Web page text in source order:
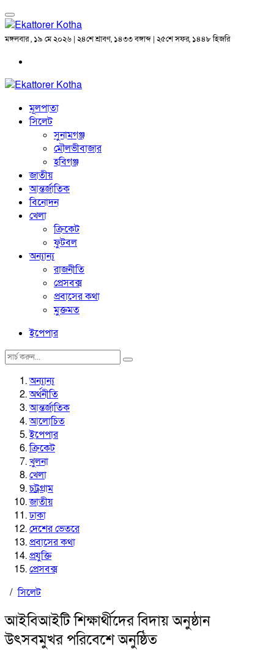
মঙ্গলবার , ১৯ মে ২০২৬ | ২৪শে শ্রাবণ, ১৪৩৩ বঙ্গাব্দ | ২৫শে সফর, ১৪৪৮ হিজরি
মূলপাতা
সিলেট
সুনামগঞ্জ
মৌলভীবাজার
হবিগঞ্জ
জাতীয়
আন্তর্জাতিক
বিনোদন
খেলা
ক্রিকেট
ফুটবল
অন্যান্য
রাজনীতি
প্রেসবক্স
প্রবাসের কথা
মুক্তমত
ইপেপার
অন্যান্য
অর্থনীতি
আন্তর্জাতিক
আলোচিত
ইপেপার
ক্রিকেট
খুলনা
খেলা
চট্রগ্রাম
জাতীয়
ঢাকা
দেশের ভেতরে
প্রবাসের কথা
প্রযুক্তি
প্রেসবক্স
/সিলেট
আইবিআইটি শিক্ষার্থীদের বিদায় অনুষ্ঠান
উৎসবমুখর পরিবেশে অনুষ্ঠিত